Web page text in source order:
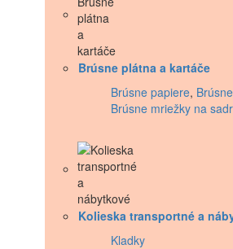
Brúsne plátna a kartáče
Brúsne papiere,
Brúsne mriežky na
Kolieska transportné a
Kladky